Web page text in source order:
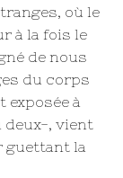
où le
à la fois le
de nous
du corps
à
deux-, vient
guettant la